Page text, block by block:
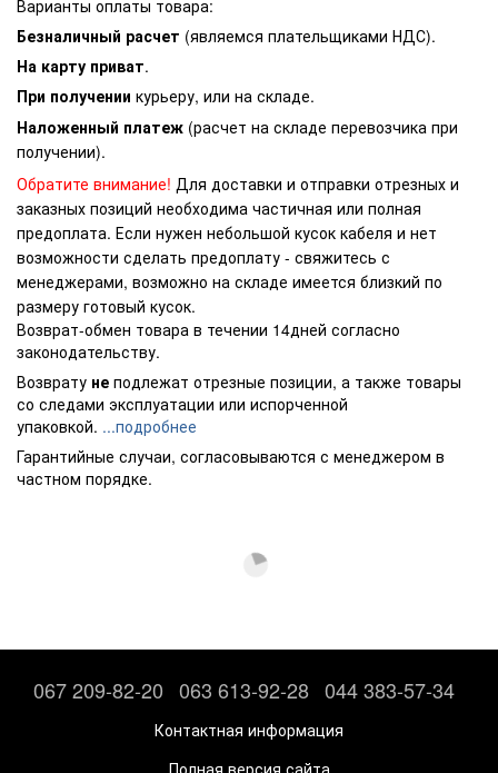
Варианты оплаты товара:
Безналичный расчет (являемся плательщиками НДС).
На карту приват.
При получении курьеру, или на складе.
Наложенный платеж (расчет на складе перевозчика при
получении).
Обратите внимание! Для доставки и отправки отрезных и
заказных позиций необходима частичная или полная
предоплата. Если нужен небольшой кусок кабеля и нет
возможности сделать предоплату - свяжитесь с
менеджерами, возможно на складе имеется близкий по
размеру готовый кусок.
Возврат-обмен товара в течении 14дней согласно
законодательству.
Возврату не подлежат отрезные позиции, а также товары
со следами эксплуатации или испорченной
упаковкой. ...подробнее
Гарантийные случаи, согласовываются с менеджером в
частном порядке.
067 209-82-20 063 613-92-28 044 383-57-34
Контактная информация
Полная версия сайта